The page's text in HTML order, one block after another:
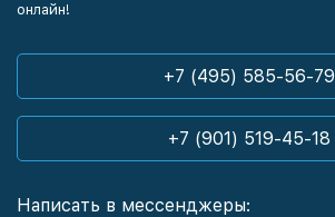
онлайн!
+7 (495) 585-56-79
+7 (901) 519-45-18
Написать в мессенджеры: